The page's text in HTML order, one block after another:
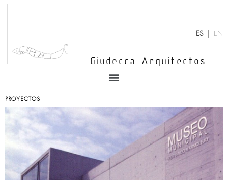
Giudecca Arquitectos
ES EN
Menu
PROYECTOS